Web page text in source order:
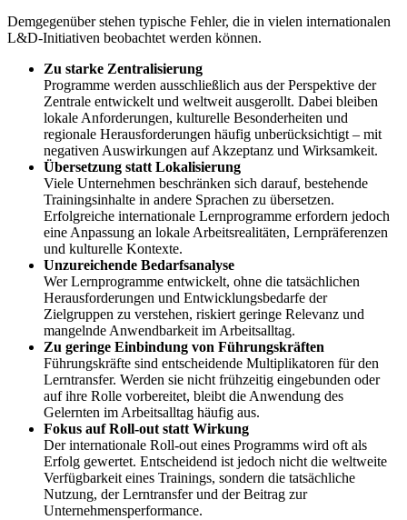
Demgegenüber stehen typische Fehler, die in vielen internationalen
L&D-Initiativen beobachtet werden können.
Zu starke Zentralisierung
Programme werden ausschließlich aus der Perspektive der
Zentrale entwickelt und weltweit ausgerollt. Dabei bleiben
lokale Anforderungen, kulturelle Besonderheiten und
regionale Herausforderungen häufig unberücksichtigt – mit
negativen Auswirkungen auf Akzeptanz und Wirksamkeit.
Übersetzung statt Lokalisierung
Viele Unternehmen beschränken sich darauf, bestehende
Trainingsinhalte in andere Sprachen zu übersetzen.
Erfolgreiche internationale Lernprogramme erfordern jedoch
eine Anpassung an lokale Arbeitsrealitäten, Lernpräferenzen
und kulturelle Kontexte.
Unzureichende Bedarfsanalyse
Wer Lernprogramme entwickelt, ohne die tatsächlichen
Herausforderungen und Entwicklungsbedarfe der
Zielgruppen zu verstehen, riskiert geringe Relevanz und
mangelnde Anwendbarkeit im Arbeitsalltag.
Zu geringe Einbindung von Führungskräften
Führungskräfte sind entscheidende Multiplikatoren für den
Lerntransfer. Werden sie nicht frühzeitig eingebunden oder
auf ihre Rolle vorbereitet, bleibt die Anwendung des
Gelernten im Arbeitsalltag häufig aus.
Fokus auf Roll-out statt Wirkung
Der internationale Roll-out eines Programms wird oft als
Erfolg gewertet. Entscheidend ist jedoch nicht die weltweite
Verfügbarkeit eines Trainings, sondern die tatsächliche
Nutzung, der Lerntransfer und der Beitrag zur
Unternehmensperformance.